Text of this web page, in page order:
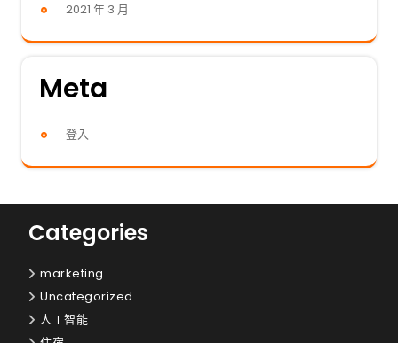
2021 年 3 月
Meta
登入
Categories
marketing
Uncategorized
人工智能